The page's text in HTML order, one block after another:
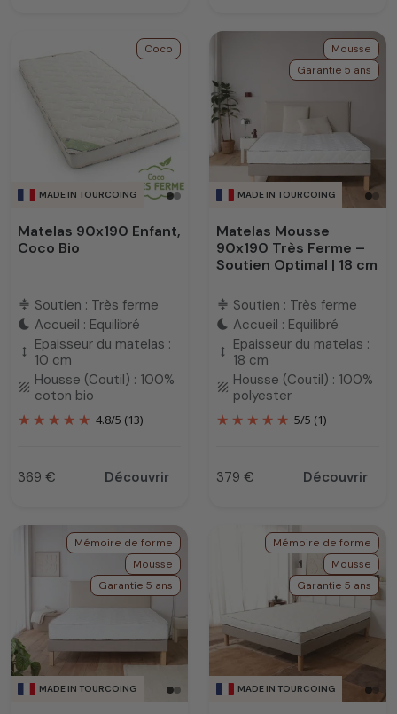
MADE IN TOURCOING
Coco
Matelas 90x190 Enfant,
Coco Bio
compress Soutien : Très ferme
bedtime Accueil : Equilibré
height
Epaisseur du matelas :
10 cm
texture Housse (Coutil) : 100%
coton bio
4.8/5 (13)
Prix
369 € Découvrir
MADE IN TOURCOING
Mousse
Garantie 5 ans
Matelas Mousse
90x190 Très Ferme –
Soutien Optimal | 18 cm
compress Soutien : Très ferme
bedtime Accueil : Equilibré
height
Epaisseur du matelas :
18 cm
texture Housse (Coutil) : 100%
polyester
5/5 (1)
Prix
379 € Découvrir
MADE IN TOURCOING
Mémoire de forme
Mousse
Garantie 5 ans
MADE IN TOURCOING
Mémoire de forme
Mousse
Garantie 5 ans